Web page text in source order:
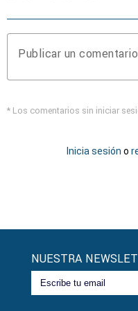
Publicar un comentario
* Los comentarios sin iniciar
Inicia sesión o
NUESTRA